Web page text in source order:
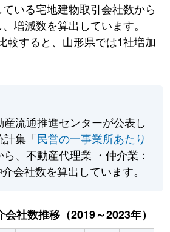
いる宅地建物取引会社数から
増減数を算出しています。
較すると、山形県では1社増加
流通推進センターが公表し
計集「民営の一事業所あたり
ら、不動産代理業 ・仲介業：
会社数を算出しています。
社数推移（2019～2023年）